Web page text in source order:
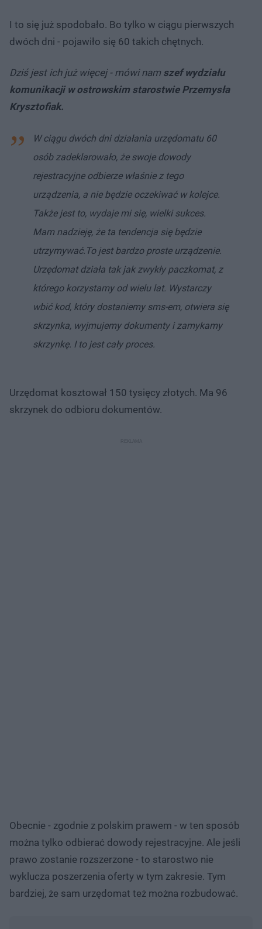
I to się już spodobało. Bo tylko w ciągu pierwszych
dwóch dni - pojawiło się 60 takich chętnych.
Dziś jest ich już więcej - mówi nam szef wydziału
komunikacji w ostrowskim starostwie Przemysła
Krysztofiak.
W ciągu dwóch dni działania urzędomatu 60
osób zadeklarowało, że swoje dowody
rejestracyjne odbierze właśnie z tego
urządzenia, a nie będzie oczekiwać w kolejce.
Także jest to, wydaje mi się, wielki sukces.
Mam nadzieję, że ta tendencja się będzie
utrzymywać. To jest bardzo proste urządzenie.
Urzędomat działa tak jak zwykły paczkomat, z
którego korzystamy od wielu lat. Wystarczy
wbić kod, który dostaniemy sms-em, otwiera się
skrzynka, wyjmujemy dokumenty i zamykamy
skrzynkę. I to jest cały proces.
Urzędomat kosztował 150 tysięcy złotych. Ma 96
skrzynek do odbioru dokumentów.
Obecnie - zgodnie z polskim prawem - w ten sposób
można tylko odbierać dowody rejestracyjne. Ale jeśli
prawo zostanie rozszerzone - to starostwo nie
wyklucza poszerzenia oferty w tym zakresie. Tym
bardziej, że sam urzędomat też można rozbudować.